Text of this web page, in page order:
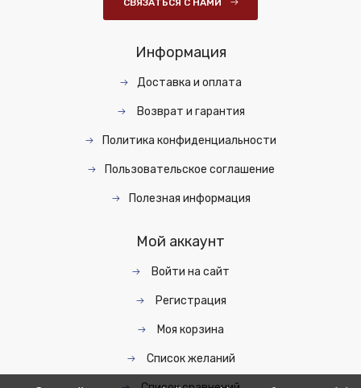
Информация
Доставка и оплата
Возврат и гарантия
Политика конфиденциальности
Пользовательское соглашение
Полезная информация
Мой аккаунт
Войти на сайт
Регистрация
Моя корзина
Список желаний